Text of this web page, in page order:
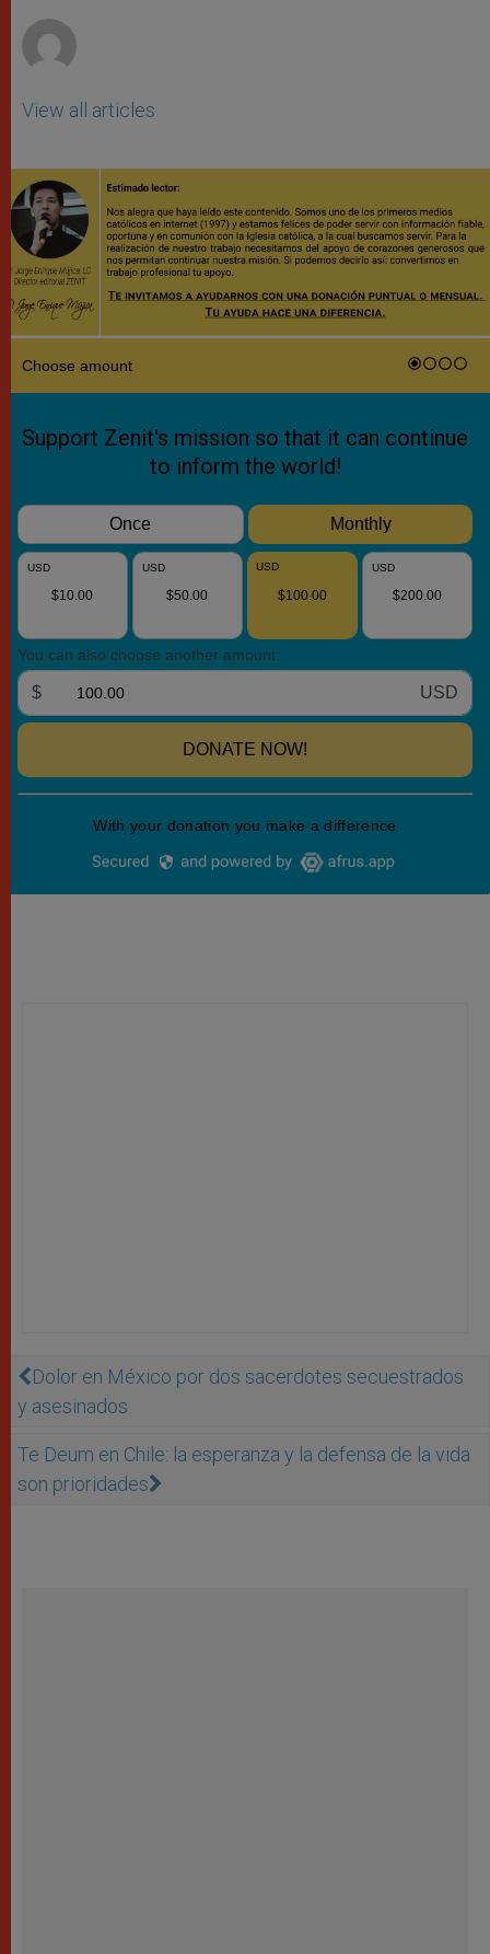
View all articles
Dolor en México por dos sacerdotes secuestrados
y asesinados
Te Deum en Chile: la esperanza y la defensa de la vida
son prioridades